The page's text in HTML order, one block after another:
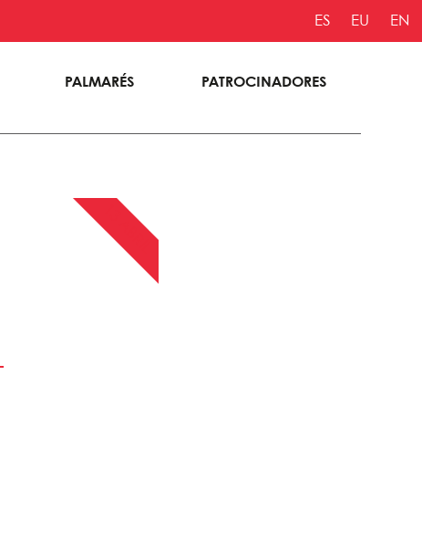
ES EU EN
PALMARÉS PATROCINADORES
13 ABRIL